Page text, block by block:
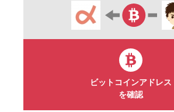
メッセージカード グリーティング
ビットコインアドレス
を確認